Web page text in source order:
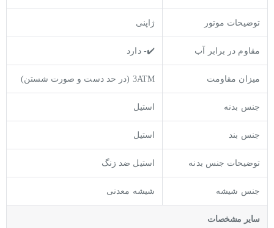
توضیحات موتور ژاپنی
مقاوم در برابر آب ✔️- دارد
میزان مقاومت 3ATM (در حد دست و صورت شستن)
جنس بدنه استیل
جنس بند استیل
توضيحات جنس بدنه استیل ضد زنگ
جنس شیشه شیشه معدنی
ساير مشخصات